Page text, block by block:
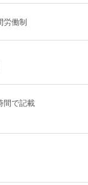
労働制
間で記載